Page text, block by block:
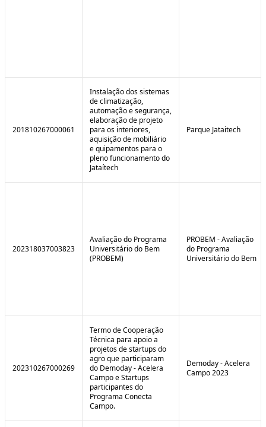
201810267000061
Instalação dos sistemas
de climatização,
automação e segurança,
elaboração de projeto
para os interiores,
aquisição de mobiliário
e quipamentos para o
pleno funcionamento do
Jataítech
Parque Jataitech
202318037003823
Avaliação do Programa
Universitário do Bem
(PROBEM)
PROBEM - Avaliação
do Programa
Universitário do Bem
202310267000269
Termo de Cooperação
Técnica para apoio a
projetos de startups do
agro que participaram
do Demoday - Acelera
Campo e Startups
participantes do
Programa Conecta
Campo.
Demoday - Acelera
Campo 2023